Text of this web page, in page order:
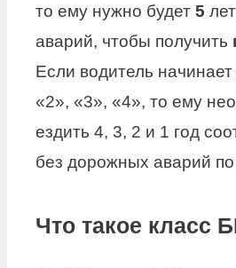
то ему нужно будет 5
аварий, чтобы получить
Если водитель начинает
«2», «3», «4», то ему
ездить 4, 3, 2 и 1 год
без дорожных аварий по
Что такое класс